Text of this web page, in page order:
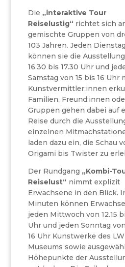
Die „interaktive Tour
Reiselustig“ richtet sich
gemischte Gruppen von
103 Jahren. Jeden Dienstag
können sie die
16.30 bis 17.30 Uhr und
Samstag von 15 bis 16 Uhr
Kunstvermittler:innen
Familien, Freund:innen
Gruppen gehen dabei auf
Reise durch die
einzelnen
laden dazu ein, die Schau
Origami bis Twister zu
Der Rundgang „Kombi-
Reiselust“ nimmt explizit
Erwachsene in den Blick.
Minuten können
jeden Mittwoch von 12.15
Uhr und jeden Sonntag
16 Uhr Kunstwerke des
Museums sowie
Höhepunkte der